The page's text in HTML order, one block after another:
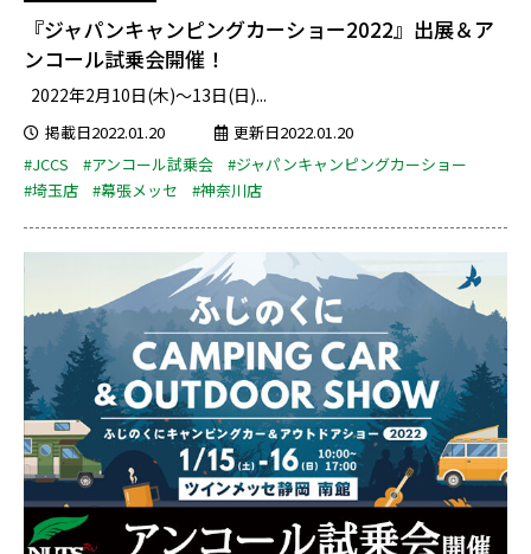
『ジャパンキャンピングカーショー2022』出展＆ア
ンコール試乗会開催！
2022年2月10日(木)～13日(日)...
掲載日2022.01.20
更新日2022.01.20
#JCCS
#アンコール試乗会
#ジャパンキャンピングカーショー
#埼玉店
#幕張メッセ #神奈川店